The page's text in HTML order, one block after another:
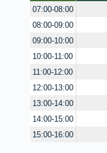
07:00-08:00
08:00-09:00
09:00-10:00
10:00-11:00
11:00-12:00
12:00-13:00
13:00-14:00
14:00-15:00
15:00-16:00